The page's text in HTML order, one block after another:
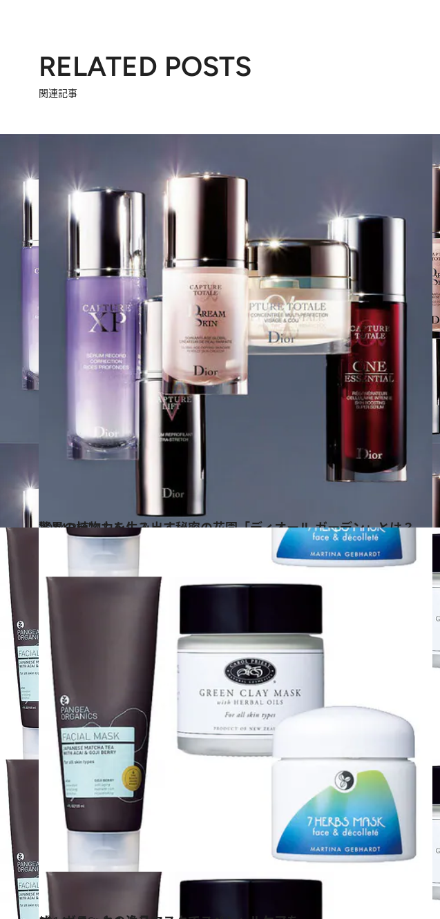
RELATED POSTS
関連記事
2014.2.27
驚異の植物力を生み出す秘密の花園「ディオール ガーデン」とは？
ビューティ＆ヘルス